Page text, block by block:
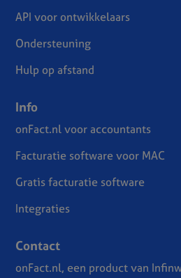
API voor ontwikkelaars
Ondersteuning
Hulp op afstand
Info
onFact.nl voor accountants
Facturatie software voor MAC
Gratis facturatie software
Integraties
Contact
onFact.nl, een product van